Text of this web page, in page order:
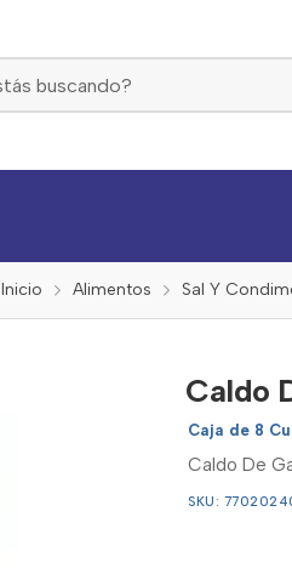
Inicio Alimentos Sal Y
Caldo
Caja de 8
Caldo De
SKU: